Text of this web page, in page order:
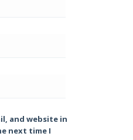
and website in
next time I